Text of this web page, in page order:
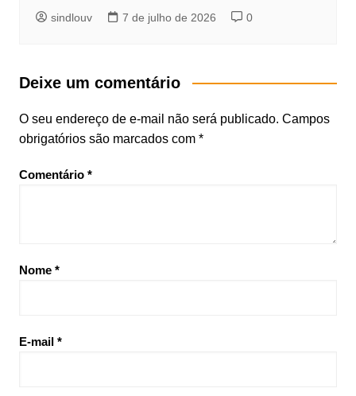
sindlouv 7 de julho de 2026 0
Deixe um comentário
O seu endereço de e-mail não será publicado. Campos
obrigatórios são marcados com *
Comentário *
Nome *
E-mail *